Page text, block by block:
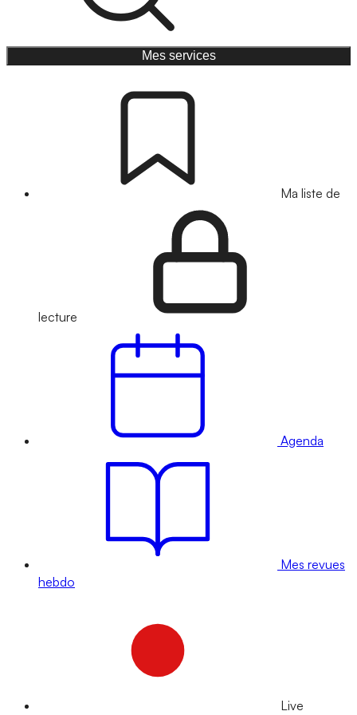
Mes services
Ma liste de
lecture
Agenda
Mes revues
hebdo
Live